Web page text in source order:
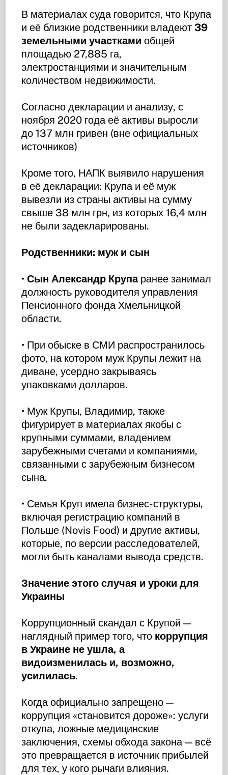
В материалах суда говорится, что Крупа
и её близкие родственники владеют 39
земельными участками общей
площадью 27,885 га,
электростанциями и значительным
количеством недвижимости.
Согласно декларации и анализу, с
ноября 2020 года её активы выросли
до 137 млн гривен (вне официальных
источников)
Кроме того, НАПК выявило нарушения
в её декларации: Крупа и её муж
вывезли из страны активы на сумму
свыше 38 млн грн, из которых 16,4 млн
не были задекларированы.
Родственники: муж и сын
•Сын Александр Крупаранее занимал
должность руководителя управления
Пенсионного фонда Хмельницкой
области.
• При обыске в СМИ распространилось
фото, на котором муж Крупы лежит на
диване, усердно закрываясь
упаковками долларов.
• Муж Крупы, Владимир, также
фигурирует в материалах якобы с
крупными суммами, владением
зарубежными счетами и компаниями,
связанными с зарубежным бизнесом
сына.
• Семья Круп имела бизнес-структуры,
включая регистрацию компаний в
Польше (Novis Food) и другие активы,
которые, по версии расследователей,
могли быть каналами вывода средств.
Значение этого случая и уроки для
Украины
Коррупционный скандал с Крупой —
наглядный пример того, что коррупция
в Украине не ушла, а
видоизменилась и, возможно,
усилилась.
Когда официально запрещено —
коррупция «становится дороже»: услуги
откупа, ложные медицинские
заключения, схемы обхода закона — всё
это превращается в источник прибылей
для тех, у кого рычаги влияния.